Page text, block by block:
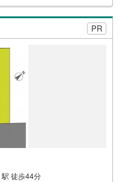
PR
徒歩44分